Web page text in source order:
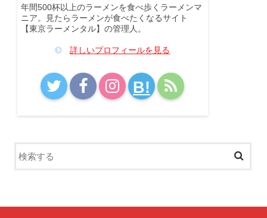
年間500杯以上のラーメンを食べ歩くラーメンマ
ニア。見たらラーメンが食べたくなるサイト
【東京ラーメンタル】の管理人。
詳しいプロフィールを見る
B!